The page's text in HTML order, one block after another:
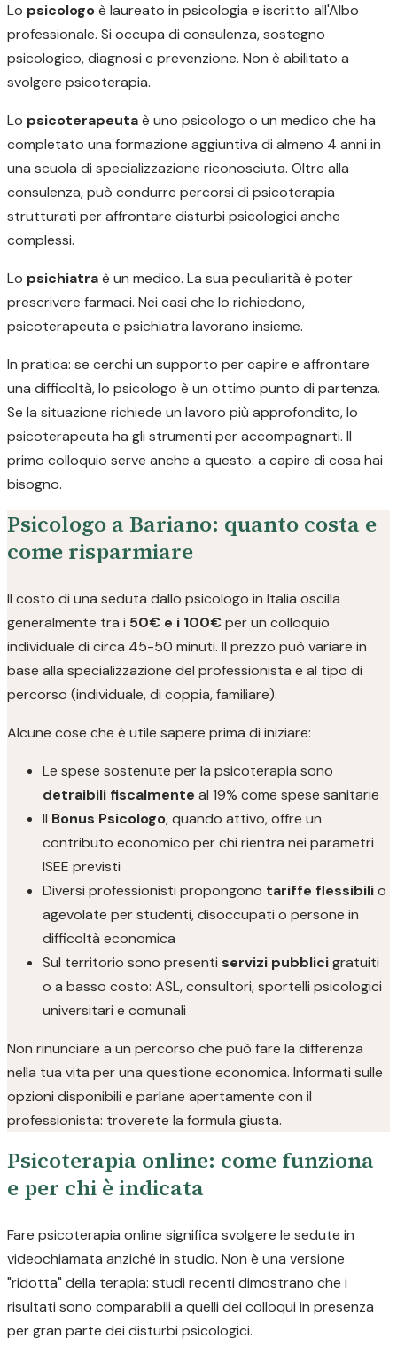
Lo psicologoè laureato in psicologia e iscritto all'Albo
professionale. Si occupa di consulenza, sostegno
psicologico, diagnosi e prevenzione. Non è abilitato a
svolgere psicoterapia.
Lo psicoterapeutaè uno psicologo o un medico che ha
completato una formazione aggiuntiva di almeno 4 anni in
una scuola di specializzazione riconosciuta. Oltre alla
consulenza, può condurre percorsi di psicoterapia
strutturati per affrontare disturbi psicologici anche
complessi.
Lo psichiatraè un medico. La sua peculiarità è poter
prescrivere farmaci. Nei casi che lo richiedono,
psicoterapeuta e psichiatra lavorano insieme.
In pratica: se cerchi un supporto per capire e affrontare
una difficoltà, lo psicologo è un ottimo punto di partenza.
Se la situazione richiede un lavoro più approfondito, lo
psicoterapeuta ha gli strumenti per accompagnarti. Il
primo colloquio serve anche a questo: a capire di cosa hai
bisogno.
Psicologo a Bariano: quanto costa e
come risparmiare
Il costo di una seduta dallo psicologo in Italia oscilla
generalmente tra i 50€ e i 100€ per un colloquio
individuale di circa 45-50 minuti. Il prezzo può variare in
base alla specializzazione del professionista e al tipo di
percorso (individuale, di coppia, familiare).
Alcune cose che è utile sapere prima di iniziare:
Le spese sostenute per la psicoterapia sono
detraibili fiscalmente al 19% come spese sanitarie
Il Bonus Psicologo, quando attivo, offre un
contributo economico per chi rientra nei parametri
ISEE previsti
Diversi professionisti propongono tariffe flessibilio
agevolate per studenti, disoccupati o persone in
difficoltà economica
Sul territorio sono presenti servizi pubblicigratuiti
o a basso costo: ASL, consultori, sportelli psicologici
universitari e comunali
Non rinunciare a un percorso che può fare la differenza
nella tua vita per una questione economica. Informati sulle
opzioni disponibili e parlane apertamente con il
professionista: troverete la formula giusta.
Psicoterapia online: come funziona
e per chi è indicata
Fare psicoterapia online significa svolgere le sedute in
videochiamata anziché in studio. Non è una versione
"ridotta" della terapia: studi recenti dimostrano che i
risultati sono comparabili a quelli dei colloqui in presenza
per gran parte dei disturbi psicologici.